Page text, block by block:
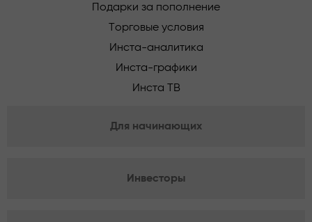
Подарки за пополнение
Торговые условия
Инста-аналитика
Инста-графики
Инста ТВ
Для начинающих
Инвесторы